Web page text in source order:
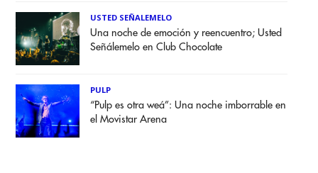
USTED SEÑALEMELO
Una noche de emoción y reencuentro; Usted
Señálemelo en Club Chocolate
PULP
“Pulp es otra weá”: Una noche imborrable en
el Movistar Arena